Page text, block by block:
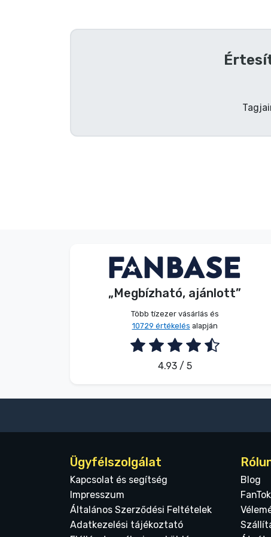
„Megbízható, ajánlott”
Több tízezer vásárlás és
10729 értékelés alapján
4.93 / 5
V. Éva Vásárló
2026. 08. 06.
Ügyfélszolgálat
Kapcsolat és segítség
Impresszum
Általános Szerződési Feltételek
Adatkezelési tájékoztató
Blog